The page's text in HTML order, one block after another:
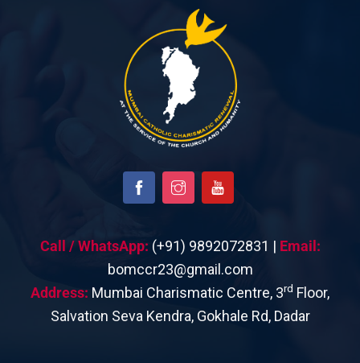
Call / WhatsApp: (+91) 9892072831 | Email:
bomccr23@gmail.com
Address: Mumbai Charismatic Centre, 3rd Floor,
Salvation Seva Kendra, Gokhale Rd, Dadar